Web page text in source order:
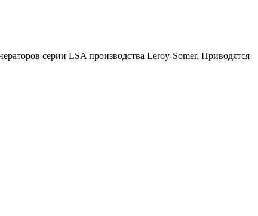
серии LSA производства Leroy-Somer. Приводятся